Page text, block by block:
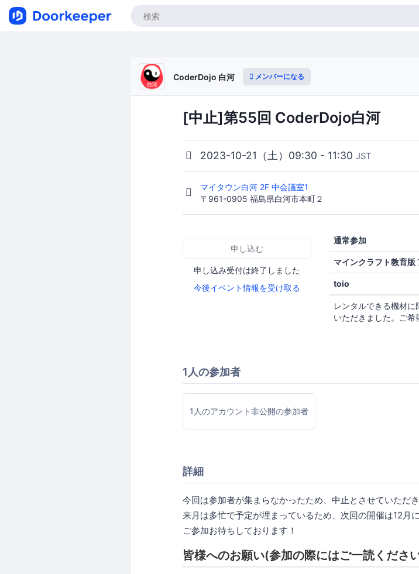
CoderDojo 白河 メンバーになる
[中止]第55回 CoderDojo白河
2023-10-21（土）09:30 - 11:30 JST
マイタウン白河 2F 中会議室1
〒961-0905 福島県白河市本町２
申し込む
申し込み受付は終了しました
今後イベント情報を受け取る
通常参加
マインクラフト教育版
toio
レンタルできる機材
いただきました。ご希
1人の参加者
1人のアカウント非公開の参加者
詳細
今回は参加者が集まらなかったため、中止とさせていただき
来月は多忙で予定が埋まっているため、次回の開催は12月に
ご参加お待ちしております！
皆様へのお願い(参加の際にはご一読くださ